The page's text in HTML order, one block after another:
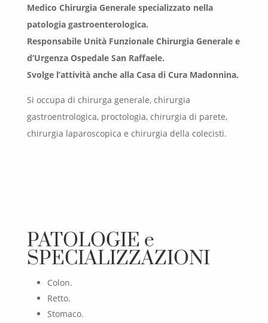
Medico Chirurgia Generale specializzato nella
patologia gastroenterologica.
Responsabile Unità Funzionale Chirurgia Generale e
d’Urgenza Ospedale San Raffaele.
Svolge l’attività anche alla Casa di Cura Madonnina.
Si occupa di chirurga generale, chirurgia
gastroentrologica, proctologia, chirurgia di parete,
chirurgia laparoscopica e chirurgia della colecisti.
PATOLOGIE e
SPECIALIZZAZIONI
Colon.
Retto.
Stomaco.